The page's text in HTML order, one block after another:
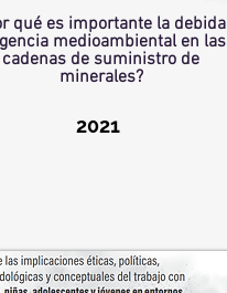
qué es importante la debida
medioambiental en las
cadenas de suministro de
minerales?
2021